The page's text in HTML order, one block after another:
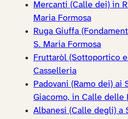
Mercanti (Calle dei) in
Maria Formosa
Ruga Giuffa
S. Maria Formosa
Fruttaròl (Sottoportico
Casselleria
Padovani (Ramo dei) ai
Giacomo, in Calle delle
Albanesi (Calle degli) a